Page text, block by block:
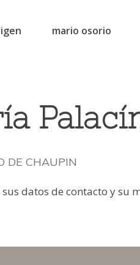
mario osorio
datos de contacto y su